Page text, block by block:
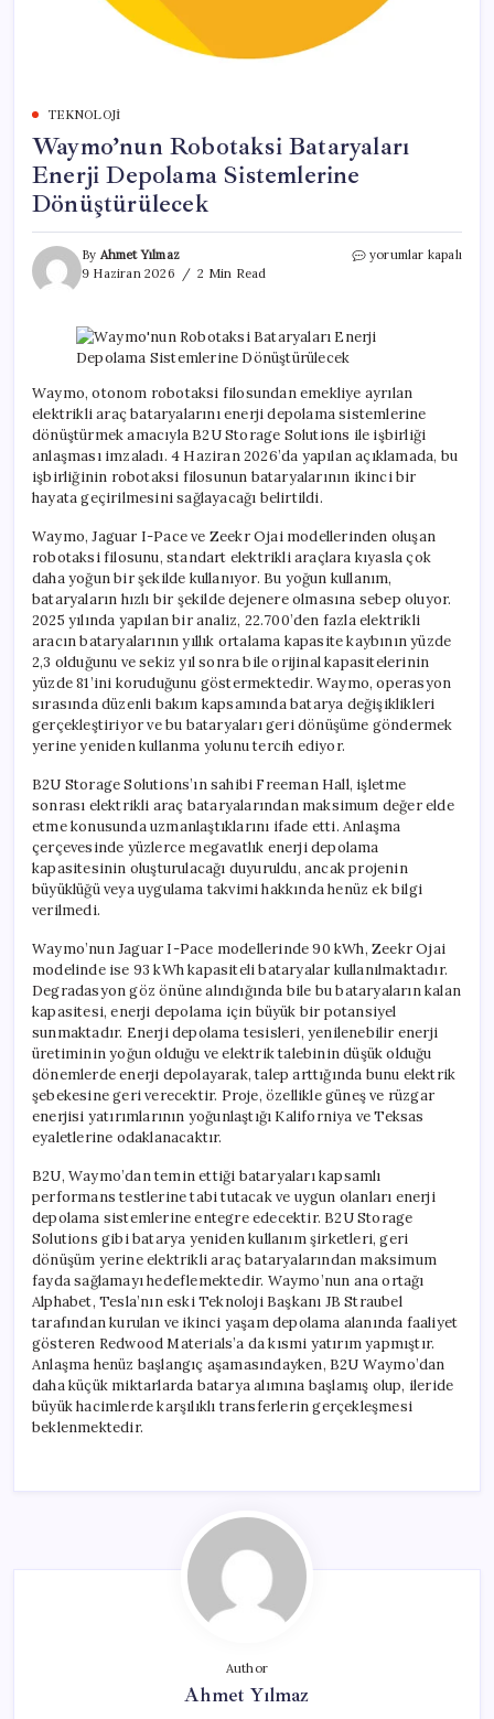
TEKNOLOJI
Waymo’nun Robotaksi Bataryaları
Enerji Depolama Sistemlerine
Dönüştürülecek
By Ahmet Yılmaz
9 Haziran 2026
2 Min Read
Waymo’nun
Depolama
Sistemlerine
yorumlar kapalı
Waymo, otonom robotaksi filosundan emekliye ayrılan
elektrikli araç bataryalarını enerji depolama sistemlerine
dönüştürmek amacıyla B2U Storage Solutions ile işbirliği
anlaşması imzaladı. 4 Haziran 2026’da yapılan açıklamada, bu
işbirliğinin robotaksi filosunun bataryalarının ikinci bir
hayata geçirilmesini sağlayacağı belirtildi.
Waymo, Jaguar I-Pace ve Zeekr Ojai modellerinden oluşan
robotaksi filosunu, standart elektrikli araçlara kıyasla çok
daha yoğun bir şekilde kullanıyor. Bu yoğun kullanım,
bataryaların hızlı bir şekilde dejenere olmasına sebep oluyor.
2025 yılında yapılan bir analiz, 22.700’den fazla elektrikli
aracın bataryalarının yıllık ortalama kapasite kaybının yüzde
2,3 olduğunu ve sekiz yıl sonra bile orijinal kapasitelerinin
yüzde 81’ini koruduğunu göstermektedir. Waymo, operasyon
sırasında düzenli bakım kapsamında batarya değişiklikleri
gerçekleştiriyor ve bu bataryaları geri dönüşüme göndermek
yerine yeniden kullanma yolunu tercih ediyor.
B2U Storage Solutions’ın sahibi Freeman Hall, işletme
sonrası elektrikli araç bataryalarından maksimum değer elde
etme konusunda uzmanlaştıklarını ifade etti. Anlaşma
çerçevesinde yüzlerce megavatlık enerji depolama
kapasitesinin oluşturulacağı duyuruldu, ancak projenin
büyüklüğü veya uygulama takvimi hakkında henüz ek bilgi
verilmedi.
Waymo’nun Jaguar I-Pace modellerinde 90 kWh, Zeekr Ojai
modelinde ise 93 kWh kapasiteli bataryalar kullanılmaktadır.
Degradasyon göz önüne alındığında bile bu bataryaların kalan
kapasitesi, enerji depolama için büyük bir potansiyel
sunmaktadır. Enerji depolama tesisleri, yenilenebilir enerji
üretiminin yoğun olduğu ve elektrik talebinin düşük olduğu
dönemlerde enerji depolayarak, talep arttığında bunu elektrik
şebekesine geri verecektir. Proje, özellikle güneş ve rüzgar
enerjisi yatırımlarının yoğunlaştığı Kaliforniya ve Teksas
eyaletlerine odaklanacaktır.
B2U, Waymo’dan temin ettiği bataryaları kapsamlı
performans testlerine tabi tutacak ve uygun olanları enerji
depolama sistemlerine entegre edecektir. B2U Storage
Solutions gibi batarya yeniden kullanım şirketleri, geri
dönüşüm yerine elektrikli araç bataryalarından maksimum
fayda sağlamayı hedeflemektedir. Waymo’nun ana ortağı
Alphabet, Tesla’nın eski Teknoloji Başkanı JB Straubel
tarafından kurulan ve ikinci yaşam depolama alanında faaliyet
gösteren Redwood Materials’a da kısmi yatırım yapmıştır.
Anlaşma henüz başlangıç aşamasındayken, B2U Waymo’dan
daha küçük miktarlarda batarya alımına başlamış olup, ileride
büyük hacimlerde karşılıklı transferlerin gerçekleşmesi
beklenmektedir.
Author
Ahmet Yılmaz